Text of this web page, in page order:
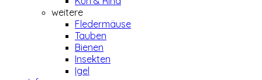
weitere
Fledermäuse
Tauben
Bienen
Insekten
Igel